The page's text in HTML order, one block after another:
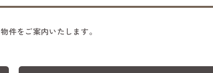
件をご案内いたします。